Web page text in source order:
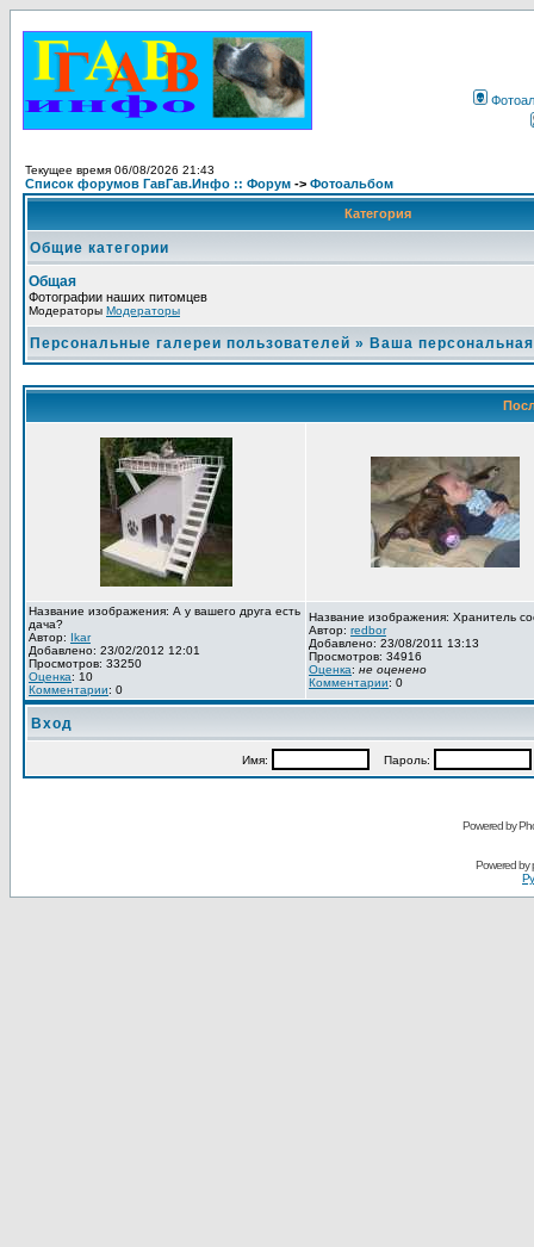
Текущее время 06/08/2026 21:43
Список форумов ГавГав.Инфо :: Форум -> Фотоальбом
Категория
Общие категории
Общая
Фотографии наших питомцев
Модераторы Модераторы
Персональные галереи пользователей » Ваша
Название изображения: А у вашего друга есть
дача?
Автор: Ikar
Добавлено: 23/02/2012 12:01
Просмотров: 33250
Оценка: 10
Комментарии: 0
Название изображения: Хранитель
Автор: redbor
Добавлено: 23/08/2011 13:13
Просмотров: 34916
Оценка: не оценено
Комментарии: 0
Вход
Имя: Пароль:
Powered by
Powered by